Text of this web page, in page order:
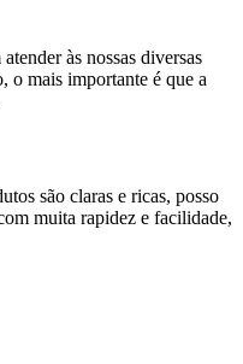
às nossas diversas
o mais importante é que a
são claras e ricas, posso
muita rapidez e facilidade,